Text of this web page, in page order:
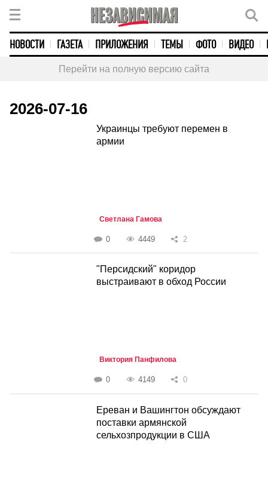
НОВОСТИ ГАЗЕТА ПРИЛОЖЕНИЯ ТЕМЫ ФОТО ВИДЕО
Перейти на полную версию сайта
2026-07-16
Украинцы требуют перемен в
армии
Светлана Гамова
0 4449 2
"Персидский" коридор
выстраивают в обход России
Виктория Панфилова
0 4149 0
Ереван и Вашингтон обсуждают
поставки армянской
сельхозпродукции в США